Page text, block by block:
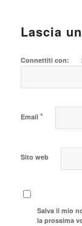
Lascia
Connettiti con:
Email *
Sito web
Salva il mio
la prossima